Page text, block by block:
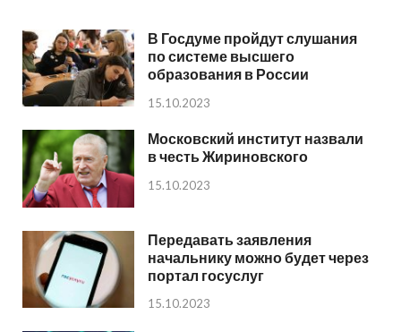
В Госдуме пройдут слушания
по системе высшего
образования в России
15.10.2023
Московский институт назвали
в честь Жириновского
15.10.2023
Передавать заявления
начальнику можно будет через
портал госуслуг
15.10.2023